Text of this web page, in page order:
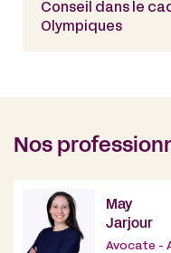
Conseil dans le
Olympiques
Nos
May
Jarjour
Avocate -